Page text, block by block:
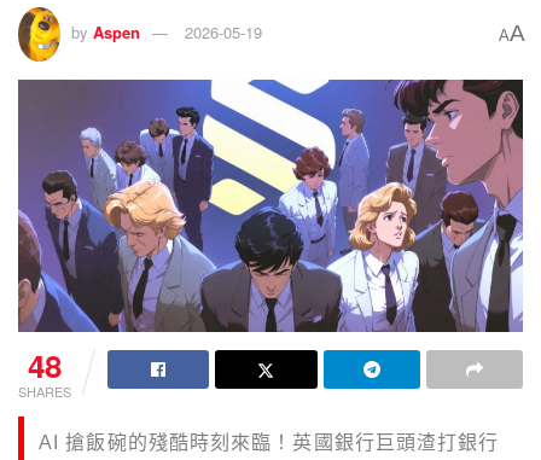
by Aspen 2026-05-19 AA
48
SHARES
AI 搶飯碗的殘酷時刻來臨！英國銀行巨頭渣打銀行